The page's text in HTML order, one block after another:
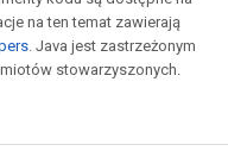
na ten temat zawierają
. Java jest zastrzeżonym
stowarzyszonych.